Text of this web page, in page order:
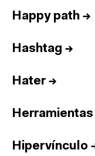
Happy path →
Hashtag →
Hater→
Hipervínculo